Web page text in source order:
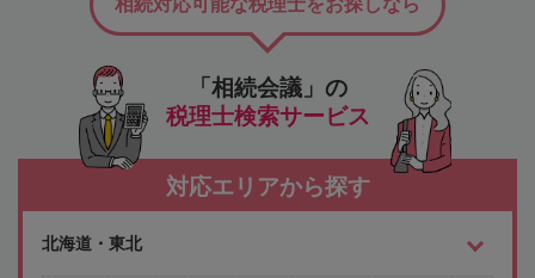
「相続会議」の
税理士検索サービス
相続対応可能な税理士をお探しなら
対応エリアから探す
北海道・東北